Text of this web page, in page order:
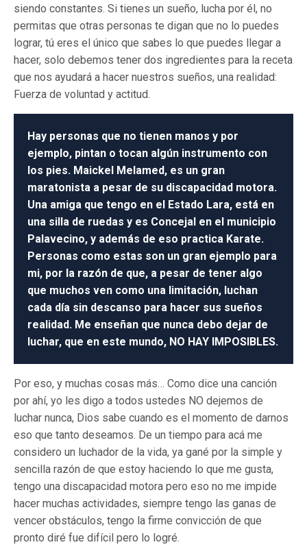
siendo constantes. Si tienes un sueño, lucha por él, no
permitas que otras personas te digan que no lo puedes
lograr, tú eres el único que sabes lo que puedes llegar a
hacer, solo debemos tener dos ingredientes para la receta
que nos ayudará a hacer nuestros sueños, una realidad:
Fuerza de voluntad y actitud.
Hay personas que no tienen manos y por
ejemplo, pintan o tocan algún instrumento con
los pies. Maickel Melamed, es un gran
maratonista a pesar de su discapacidad motora.
Una amiga que tengo en el Estado Lara, está en
una silla de ruedas y es Concejal en el municipio
Palavecino, y además de eso practica Karate.
Personas como estas son un gran ejemplo para
mi, por la razón de que, a pesar de tener algo
que muchos ven como una limitación, luchan
cada día sin descanso para hacer sus sueños
realidad. Me enseñan que nunca debo dejar de
luchar, que en este mundo, NO HAY IMPOSIBLES.
Por eso, y muchas cosas más… Como dice una canción
por ahí, yo les digo a todos ustedes NO dejemos de
luchar nunca, Dios sabe cuando es el momento de darnos
eso que tanto deseamos. De un tiempo para acá me
considero un luchador de la vida, ya gané por la simple y
sencilla razón de que estoy haciendo lo que me gusta,
tengo una discapacidad motora pero eso no me impide
hacer muchas actividades, siempre tengo las ganas de
vencer obstáculos, tengo la firme convicción de que
pronto diré fue difícil pero lo logré.